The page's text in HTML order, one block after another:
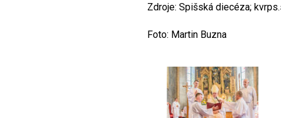
Zdroje: Spišská diecéza;
Foto: Martin Buzna